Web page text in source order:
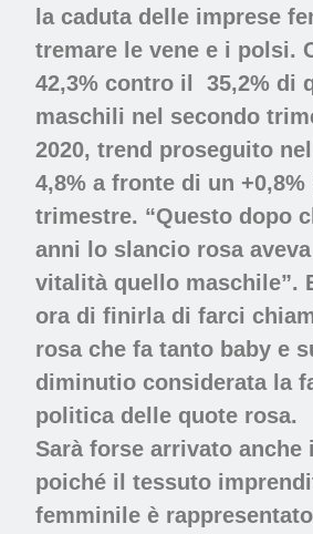
la caduta delle imprese
tremare le vene e i polsi.
42,3% contro il
35,2% di
maschili nel secondo
2020, trend proseguito
4,8% a fronte di un
trimestre. “Questo dopo
anni lo slancio rosa
vitalità quello maschile”.
ora di finirla di farci
rosa che fa tanto baby e
diminutio considerata la
politica delle quote rosa.
Sarà forse arrivato anche
poiché il tessuto
femminile è